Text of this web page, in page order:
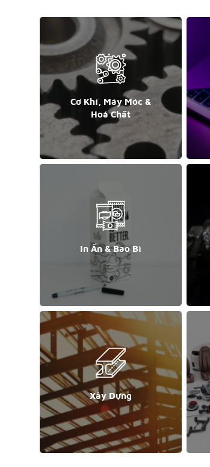
Cơ Khí, Máy Móc &
Hoá Chất
In Ấn & Bao Bì
Xây Dựng